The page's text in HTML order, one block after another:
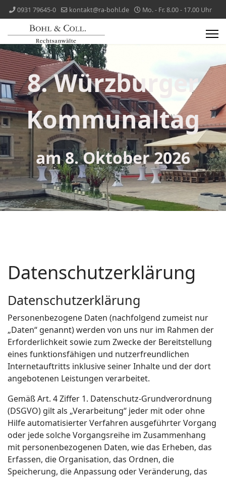
0931 79645-0 kontakt@ra-bohl.de Mo. - Fr. 8.00 - 17.00 Uhr
8. Würzburger
Kommunaltag
am 8. Oktober 2026
Datenschutzerklärung
Datenschutzerklärung
Personenbezogene Daten (nachfolgend zumeist nur
„Daten“ genannt) werden von uns nur im Rahmen der
Erforderlichkeit sowie zum Zwecke der Bereitstellung
eines funktionsfähigen und nutzerfreundlichen
Internetauftritts inklusive seiner Inhalte und der dort
angebotenen Leistungen verarbeitet.
Gemäß Art. 4 Ziffer 1. Datenschutz-Grundverordnung
(DSGVO) gilt als „Verarbeitung“ jeder mit oder ohne
Hilfe automatisierter Verfahren ausgeführter Vorgang
oder jede solche Vorgangsreihe im Zusammenhang
mit personenbezogenen Daten, wie das Erheben, das
Erfassen, die Organisation, das Ordnen, die
Speicherung, die Anpassung oder Veränderung, das